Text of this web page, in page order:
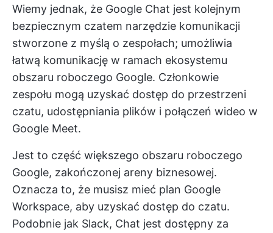
Wiemy jednak, że Google Chat jest kolejnym
bezpiecznym czatem narzędzie komunikacji
stworzone z myślą o zespołach; umożliwia
łatwą komunikację w ramach ekosystemu
obszaru roboczego Google. Członkowie
zespołu mogą uzyskać dostęp do przestrzeni
czatu, udostępniania plików i połączeń wideo w
Google Meet.
Jest to część większego obszaru roboczego
Google, zakończonej areny biznesowej.
Oznacza to, że musisz mieć plan Google
Workspace, aby uzyskać dostęp do czatu.
Podobnie jak Slack, Chat jest dostępny za